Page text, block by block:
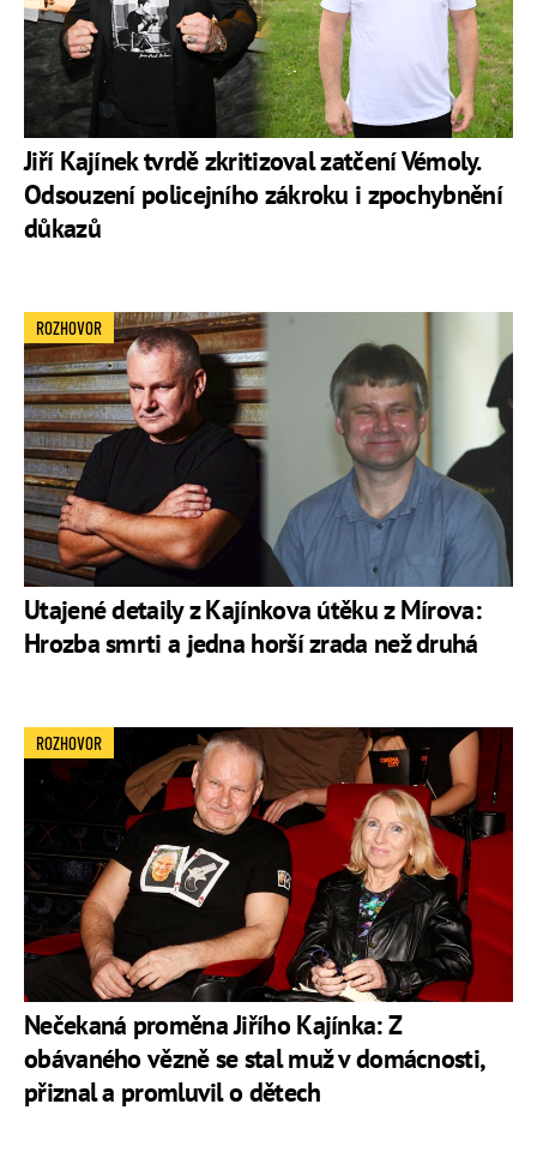
Jiří Kajínek tvrdě zkritizoval zatčení Vémoly.
Odsouzení policejního zákroku i zpochybnění
důkazů
Utajené detaily z Kajínkova útěku z Mírova:
Hrozba smrti a jedna horší zrada než druhá
ROZHOVOR
Nečekaná proměna Jiřího Kajínka: Z
obávaného vězně se stal muž v domácnosti,
přiznal a promluvil o dětech
ROZHOVOR